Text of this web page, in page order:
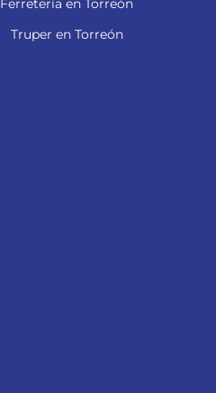
Ferretería en Torreón
Truper en Torreón